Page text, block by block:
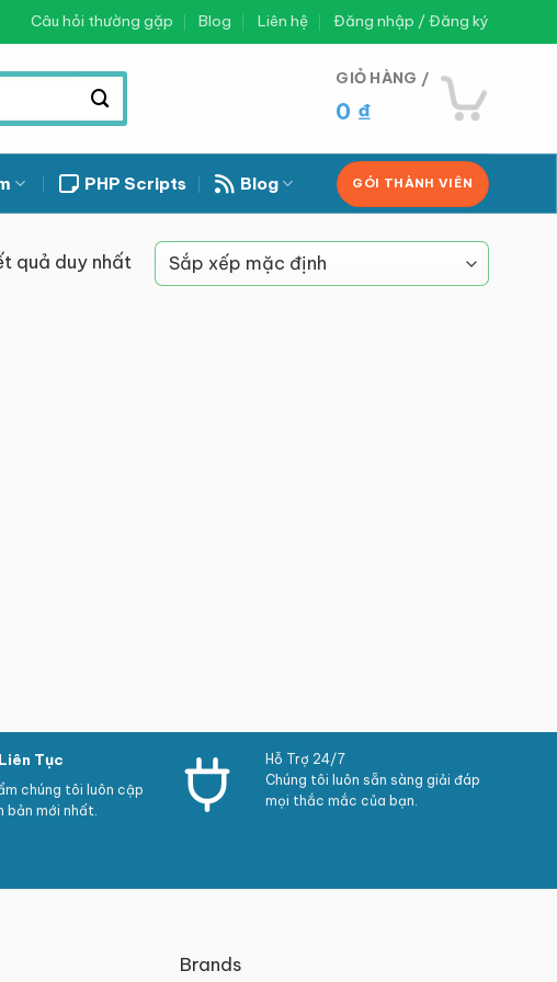
Câu hỏi thường gặp Blog Liên hệ Đăng nhập / Đăng ký
GIỎ HÀNG /
0 ₫
PHP Scripts Blog GÓI THÀNH VIÊN
quả duy nhất
Tục
chúng tôi luôn cập
bản mới nhất.
Hỗ Trợ 24/7
Chúng tôi luôn sẵn sàng giải đáp
mọi thắc mắc của bạn.
Brands